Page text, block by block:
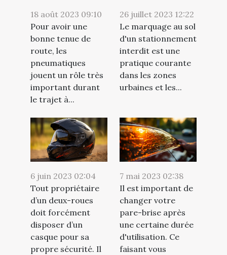
18 août 2023 09:10
Pour avoir une
bonne tenue de
route, les
pneumatiques
jouent un rôle très
important durant
le trajet à...
26 juillet 2023 12:22
Le marquage au sol
d'un stationnement
interdit est une
pratique courante
dans les zones
urbaines et les...
6 juin 2023 02:04
Tout propriétaire
d’un deux-roues
doit forcément
disposer d’un
casque pour sa
propre sécurité. Il
7 mai 2023 02:38
Il est important de
changer votre
pare-brise après
une certaine durée
d'utilisation. Ce
faisant vous